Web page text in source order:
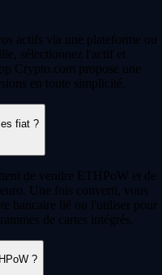
actifs via une plateforme ou
sélectionnez l'actif et
Crypto.com propose une
en toute simplicité.
fiat ?
de vendre ETHPoW et de
Une fois converti, vous
bancaire lié ou l'utiliser pour
de cartes intégrés.
?